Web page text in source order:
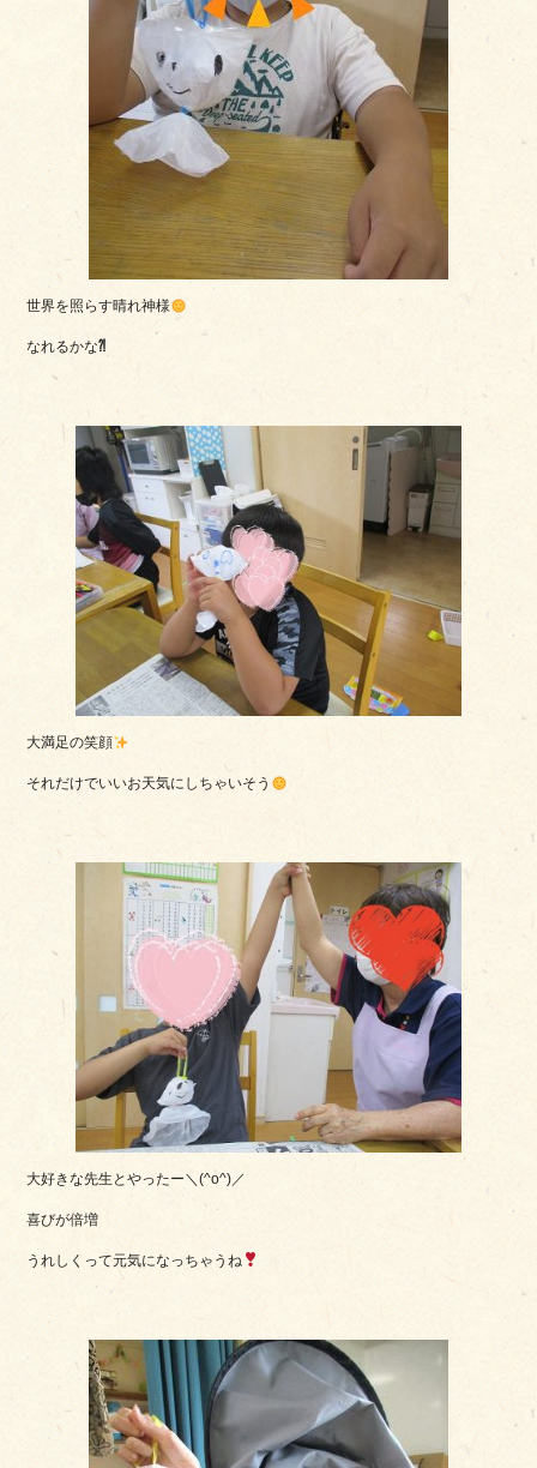
世界を照らす晴れ神様
なれるかな⁈
大満足の笑顔
それだけでいいお天気にしちゃいそう
大好きな先生とやったー＼(^o^)／
喜びが倍増
うれしくって元気になっちゃうね